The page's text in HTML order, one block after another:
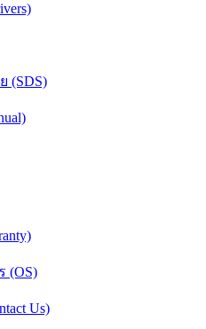
(SDS)
(OS)
Us)